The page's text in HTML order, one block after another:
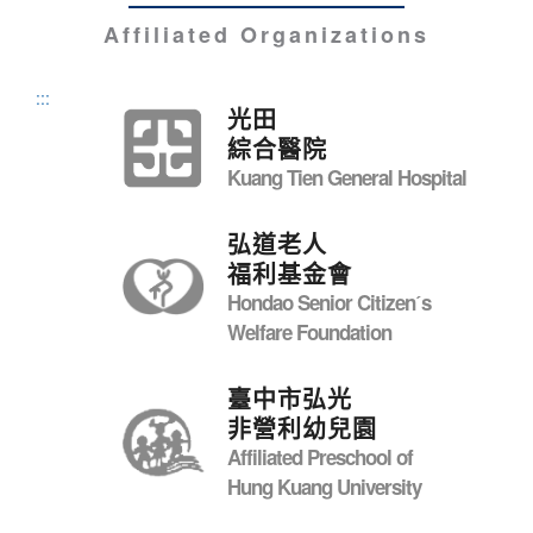
Affiliated Organizations
:::
光田
綜合醫院
Kuang Tien General Hospital
弘道老人
福利基金會
Hondao Senior Citizenˊs
Welfare Foundation
臺中市弘光
非營利幼兒園
Affiliated Preschool of
Hung Kuang University